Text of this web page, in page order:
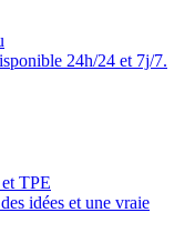
24h/24 et 7j/7.
TPE
idées et une vraie